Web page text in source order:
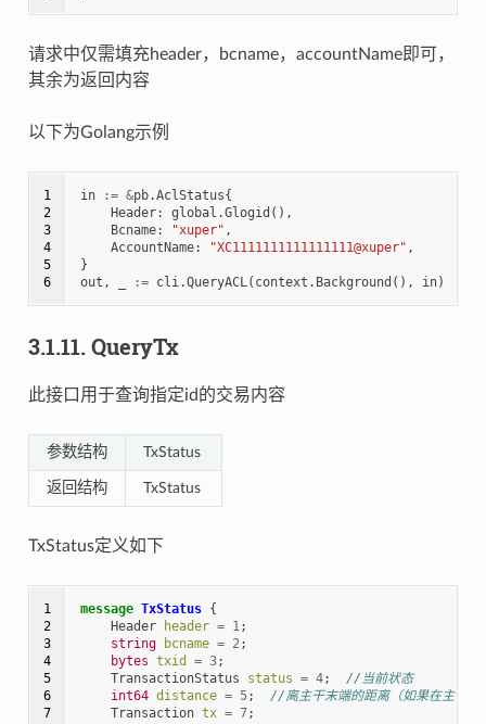
请求中仅需填充header，bcname，accountName即可，
其余为返回内容
以下为Golang示例
1
2
3
4
5
6
in := &pb.AclStatus{
Header: global .Glogid (),
Bcname: "xuper" ,
AccountName: "XC1111111111111111@xuper" ,
}
out , := cli.QueryACL( context . Background (), in)
3.1.11. QueryTx
此接口用于查询指定id的交易内容
参数结构 TxStatus
返回结构 TxStatus
TxStatus定义如下
1
2
3
4
5
6
7
message TxStatus {
Header
header = 1;
string
bcname = 2;
bytes txid = 3;
TransactionStatus
status = 4;
//当前状态
int64 distance = 5;
//离主干末端的距离（如果在主干上
Transaction tx = 7;